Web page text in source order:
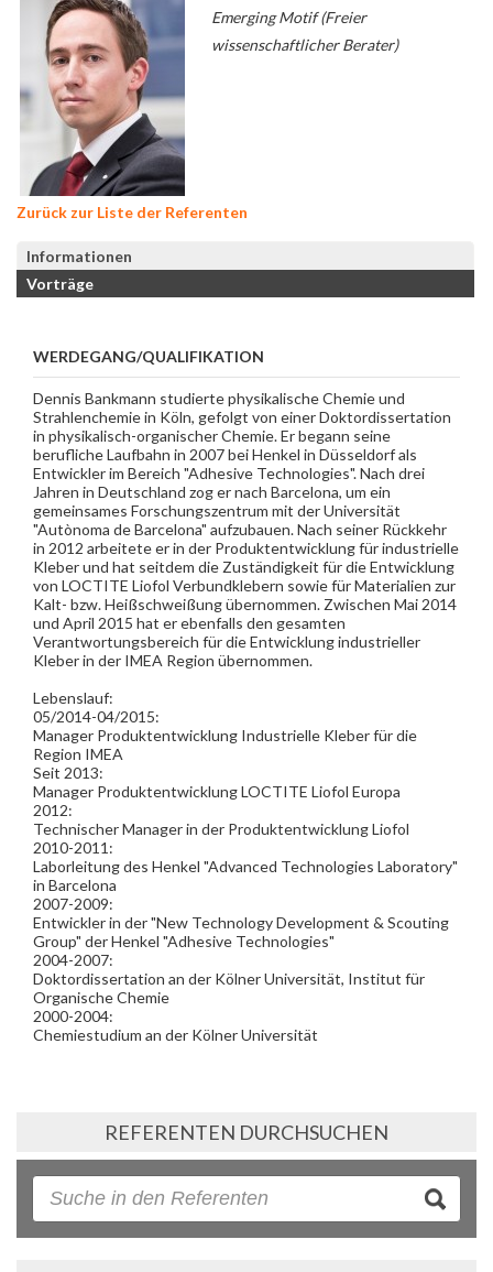
Emerging Motif (Freier
wissenschaftlicher Berater)
Zurück zur Liste der Referenten
Informationen
Vorträge
WERDEGANG/QUALIFIKATION
Dennis Bankmann studierte physikalische Chemie und
Strahlenchemie in Köln, gefolgt von einer Doktordissertation
in physikalisch-organischer Chemie. Er begann seine
berufliche Laufbahn in 2007 bei Henkel in Düsseldorf als
Entwickler im Bereich "Adhesive Technologies". Nach drei
Jahren in Deutschland zog er nach Barcelona, um ein
gemeinsames Forschungszentrum mit der Universität
"Autònoma de Barcelona" aufzubauen. Nach seiner Rückkehr
in 2012 arbeitete er in der Produktentwicklung für industrielle
Kleber und hat seitdem die Zuständigkeit für die Entwicklung
von LOCTITE Liofol Verbundklebern sowie für Materialien zur
Kalt- bzw. Heißschweißung übernommen. Zwischen Mai 2014
und April 2015 hat er ebenfalls den gesamten
Verantwortungsbereich für die Entwicklung industrieller
Kleber in der IMEA Region übernommen.
Lebenslauf:
05/2014-04/2015:
Manager Produktentwicklung Industrielle Kleber für die
Region IMEA
Seit 2013:
Manager Produktentwicklung LOCTITE Liofol Europa
2012:
Technischer Manager in der Produktentwicklung Liofol
2010-2011:
Laborleitung des Henkel "Advanced Technologies Laboratory"
in Barcelona
2007-2009:
Entwickler in der "New Technology Development & Scouting
Group" der Henkel "Adhesive Technologies"
2004-2007:
Doktordissertation an der Kölner Universität, Institut für
Organische Chemie
2000-2004:
Chemiestudium an der Kölner Universität
REFERENTEN DURCHSUCHEN